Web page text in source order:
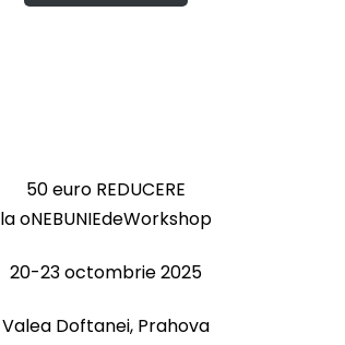
50 euro REDUCERE
la oNEBUNIEdeWorkshop
20-23 octombrie 2025
Valea Doftanei, Prahova